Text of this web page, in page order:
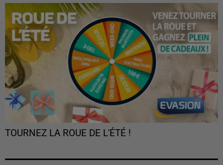
TOURNEZ LA ROUE DE L'ÉTÉ !